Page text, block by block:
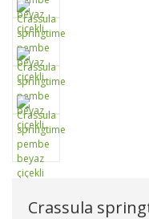
Crassula